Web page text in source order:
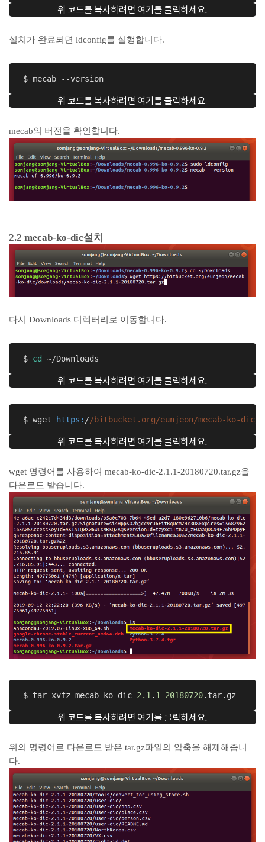
위 코드를 복사하려면 여기를 클릭하세요.
설치가 완료되면 ldconfig를 실행합니다.
$ mecab --version
위 코드를 복사하려면 여기를 클릭하세요.
mecab의 버전을 확인합니다.
2.2 mecab-ko-dic설치
다시 Downloads 디렉터리로 이동합니다.
$ cd ~/Downloads
위 코드를 복사하려면 여기를 클릭하세요.
$ wget https: //bitbucket.org/eunjeon/mecab-ko-dic/
위 코드를 복사하려면 여기를 클릭하세요.
wget 명령어를 사용하여 mecab-ko-dic-2.1.1-20180720.tar.gz을
다운로드 받습니다.
$ tar xvfz mecab-ko-dic-2.1 . 1 -20180720.tar.gz
위 코드를 복사하려면 여기를 클릭하세요.
위의 명령어로 다운로드 받은 tar.gz파일의 압축을 해제해줍니
다.